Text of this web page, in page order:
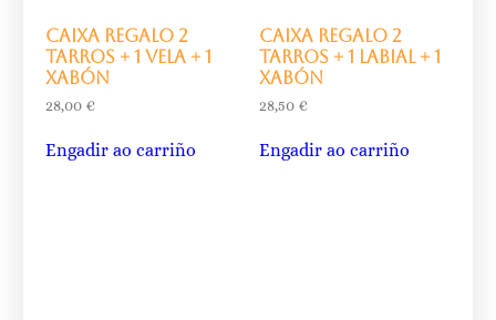
Caixa regalo 2
tarros + 1 vela + 1
xabón
28,00 €
Engadir ao carriño
Caixa regalo 2
tarros + 1 labial + 1
xabón
28,50 €
Engadir ao carriño